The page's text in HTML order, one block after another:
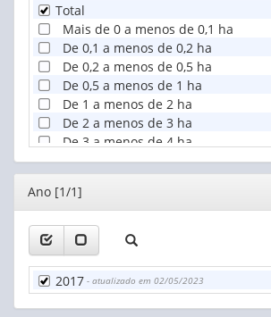
Total
Mais de 0 a menos de 0,1 ha
De 0,1 a menos de 0,2 ha
De 0,2 a menos de 0,5 ha
De 0,5 a menos de 1 ha
De 1 a menos de 2 ha
De 2 a menos de 3 ha
De 3 a menos de 4 ha
De 4 a menos de 5 ha
De 5 a menos de 10 ha
De 10 a menos de 20 ha
De 20 a menos de 50 ha
De 50 a menos de 100 ha
De 100 a menos de 200 ha
De 200 a menos de 500 ha
De 500 a menos de 1.000 ha
De 1.000 a menos de 2.500 ha
Editor
Ano [1/1]
2017 - atualizado em 02/05/2023